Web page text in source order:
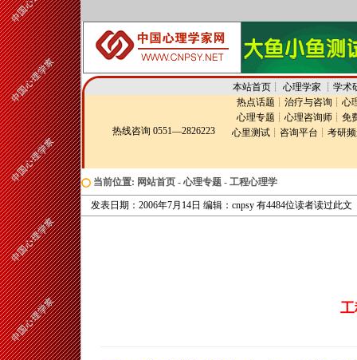
本站首页┊ 心理学家 ┊ 学术
热线咨询 0551—2826223
热点话题 ┊ 治疗与咨询 ┊ 心
心理专题 ┊ 心理咨询师 ┊ 免
心里测试 ┊ 咨询平台 ┊ 考研
当前位置: 网站首页 - 心理专题 - 工程心理学
发表日期：2006年7月14日 编辑：cnpsy 有4484位读者读过此文